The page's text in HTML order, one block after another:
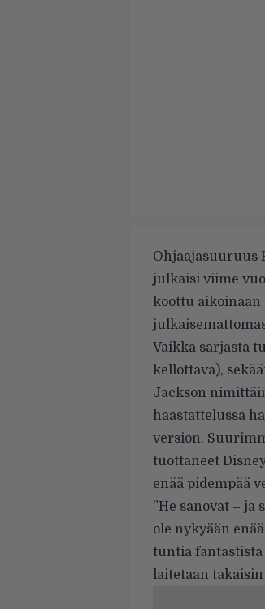
Ohjaajasuuruus
julkaisi viime
koottu aikoinaan
Vaikka sarjasta
kellottava),
Jackson
haastattelussa
version.
tuottaneet
enää pidempää
”He sanovat – ja
ole nykyään
tuntia fantastista
laitetaan takaisin